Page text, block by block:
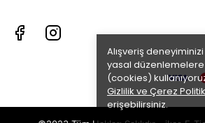
Alışveriş
yasal
(cookies)
Gizlilik ve Çerez
erişebilirsiniz.